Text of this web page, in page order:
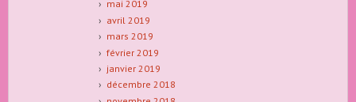
mai 2019
avril 2019
mars 2019
février 2019
janvier 2019
décembre 2018